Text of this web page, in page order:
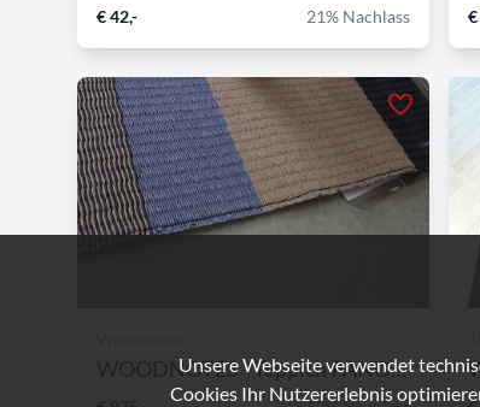
€ 42,- 21% Nachlass
WOODNOTES - Teppich PANORAM...
Unsere Webseite verwendet
Cookies Ihr Nutzererlebnis